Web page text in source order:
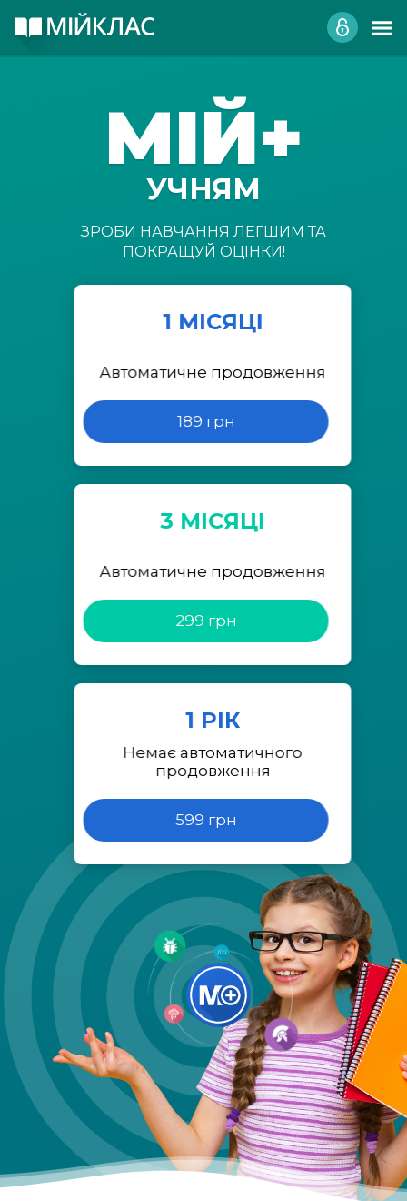
МІЙ+
УЧНЯМ
ЗРОБИ НАВЧАННЯ ЛЕГШИМ ТА
ПОКРАЩУЙ ОЦІНКИ!
1 МІСЯЦІ
Автоматичне продовження
189 грн
3 МІСЯЦІ
Автоматичне продовження
299 грн
1 РІК
Немає автоматичного
продовження
599 грн